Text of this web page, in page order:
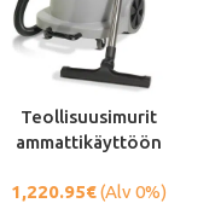
Teollisuusimurit
ammattikäyttöön
1,220.95€(Alv 0%)